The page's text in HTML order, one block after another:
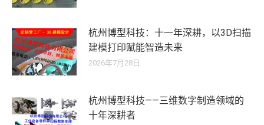
杭州博型科技：十一年深耕，以3D扫描
建模打印赋能智造未来
2026年7月28日
杭州博型科技——三维数字制造领域的
十年深耕者